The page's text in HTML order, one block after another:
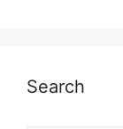
Search